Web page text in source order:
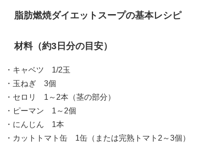
脂肪燃焼ダイエットスープの基本レシピ
材料（約3日分の目安）
・キャベツ 1/2玉
・玉ねぎ 3個
・セロリ 1～2本（茎の部分）
・ピーマン 1～2個
・にんじん 1本
・カットトマト缶 1缶（または完熟トマト2～3個）